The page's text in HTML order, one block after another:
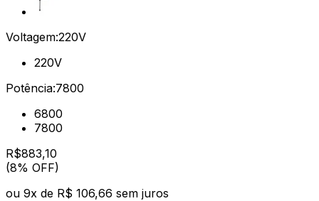
Voltagem:220V
220V
Potência:7800
6800
7800
R$883,10
(8% OFF)
ou 9x de R$ 106,66 sem juros